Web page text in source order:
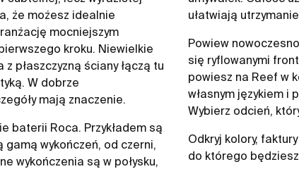
że możesz idealnie
mocniejszym
kroku. Niewielkie
płaszczyzną ściany łączą tu
W dobrze
mają znaczenie.
baterii Roca. Przykładem są
wykończeń, od czerni,
wykończenia są w połysku,
ułatwiają
Powiew
się ryflowanymi
powiesz na Reef w
własnym językiem i
Wybierz odcień,
Odkryj kolory,
do którego